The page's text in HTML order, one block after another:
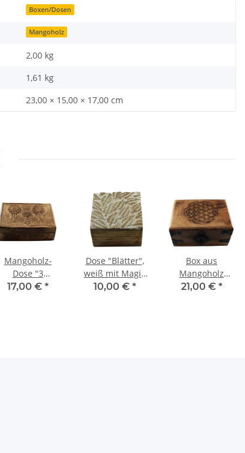
Boxen/Dosen
Mangoholz
2,00 kg
1,61 kg
23,00 × 15,00 × 17,00 cm
Mangoholz-
Dose "3
Traumfänger;
17,00 € *
Dose "Blätter",
weiß mit Magic
Lock, ca 10x10
10,00 € *
Box aus
Mangoholz
"Blume des
21,00 € *